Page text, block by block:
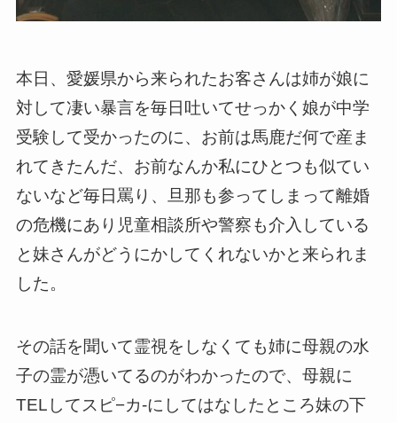
本日、愛媛県から来られたお客さんは姉が娘に
対して凄い暴言を毎日吐いてせっかく娘が中学
受験して受かったのに、お前は馬鹿だ何で産ま
れてきたんだ、お前なんか私にひとつも似てい
ないなど毎日罵り、旦那も参ってしまって離婚
の危機にあり児童相談所や警察も介入している
と妹さんがどうにかしてくれないかと来られま
した。
その話を聞いて霊視をしなくても姉に母親の水
子の霊が憑いてるのがわかったので、母親に
TELしてスピ−カ-にしてはなしたところ妹の下